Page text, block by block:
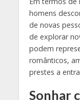
homens
de novas
de explorar
podem
românticos,
prestes a
Sonhar